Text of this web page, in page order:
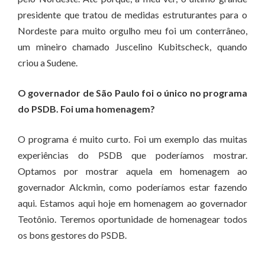
presidente que tratou de medidas estruturantes para o
Nordeste para muito orgulho meu foi um conterrâneo,
um mineiro chamado Juscelino Kubitscheck, quando
criou a Sudene.
O governador de São Paulo foi o único no programa
do PSDB. Foi uma homenagem?
O programa é muito curto. Foi um exemplo das muitas
experiências do PSDB que poderíamos mostrar.
Optamos por mostrar aquela em homenagem ao
governador Alckmin, como poderíamos estar fazendo
aqui. Estamos aqui hoje em homenagem ao governador
Teotônio. Teremos oportunidade de homenagear todos
os bons gestores do PSDB.